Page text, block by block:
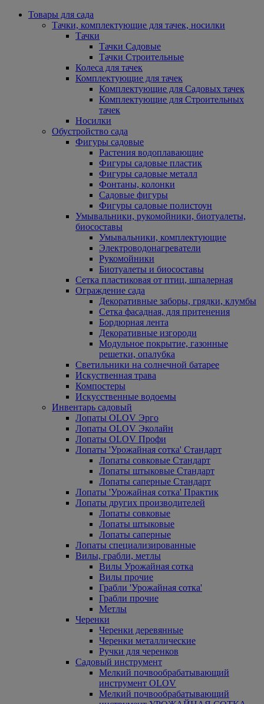
Товары для сада
Тачки, комплектующие для тачек, носилки
Тачки
Тачки Садовые
Тачки Строительные
Колеса для тачек
Комплектующие для тачек
Комплектующие для Садовых тачек
Комплектующие для Строительных
тачек
Носилки
Обустройство сада
Фигуры садовые
Растения водоплавающие
Фигуры садовые пластик
Фигуры садовые металл
Фонтаны, колонки
Садовые фигуры
Фигуры садовые полистоун
Умывальники, рукомойники, биотуалеты,
биосоставы
Умывальники, комплектующие
Электроводонагреватели
Рукомойники
Биотуалеты и биосоставы
Сетка пластиковая от птиц, шпалерная
Ограждение сада
Декоративные заборы, грядки, клумбы
Сетка фасадная, для притенения
Бордюрная лента
Декоративные изгороди
Модульное покрытие, газонные
решетки, опалубка
Светильники на солнечной батарее
Искуственная трава
Компостеры
Искусственные водоемы
Инвентарь садовый
Лопаты OLOV Эрго
Лопаты OLOV Эколайн
Лопаты OLOV Профи
Лопаты 'Урожайная сотка' Стандарт
Лопаты совковые Стандарт
Лопаты штыковые Стандарт
Лопаты саперные Стандарт
Лопаты 'Урожайная сотка' Практик
Лопаты других производителей
Лопаты совковые
Лопаты штыковые
Лопаты саперные
Лопаты специализированные
Вилы, грабли, метлы
Вилы Урожайная сотка
Вилы прочие
Грабли 'Урожайная сотка'
Грабли прочие
Метлы
Черенки
Черенки деревянные
Черенки металлические
Ручки для черенков
Садовый инструмент
Мелкий почвообрабатывающий
инструмент OLOV
Мелкий почвообрабатывающий